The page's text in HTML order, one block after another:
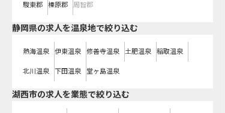
駿東郡 榛原郡 周智郡
静岡県の求人を温泉地で絞り込む
熱海温泉 伊東温泉 修善寺温泉 土肥温泉 稲取温泉
北川温泉 下田温泉 堂ヶ島温泉
湖西市の求人を業態で絞り込む